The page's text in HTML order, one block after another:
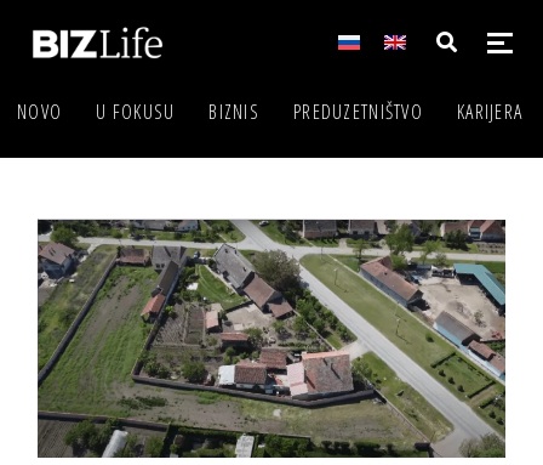
NOVO U FOKUSU BIZNIS PREDUZETNIŠTVO KARIJERA